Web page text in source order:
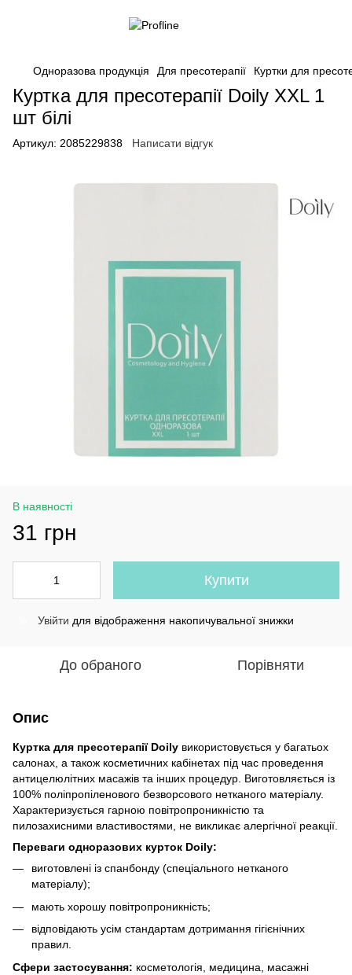
Одноразова продукція Для пресотерапії Куртки для
Куртка для пресотерапії Doily XXL 1
шт білі
Артикул: 2085229838 Написати відгук
В наявності
31 грн
Купити
Увійти для відображення накопичувальної знижки
До обраного Порівняти
Опис
Куртка для пресотерапії Doily використовується у багатьох
салонах, а також косметичних кабінетах під час проведення
антицелюлітних масажів та інших процедур. Виготовляється із
100% поліпропіленового безворсового нетканого матеріалу.
Характеризується гарною повітропроникністю та
пилозахисними властивостями, не викликає алергічної реакції.
Переваги одноразових курток Doily:
виготовлені із спанбонду (спеціального нетканого
матеріалу);
мають хорошу повітропроникність;
відповідають усім стандартам дотримання гігієнічних
правил.
Сфери застосування: косметологія, медицина, масажні